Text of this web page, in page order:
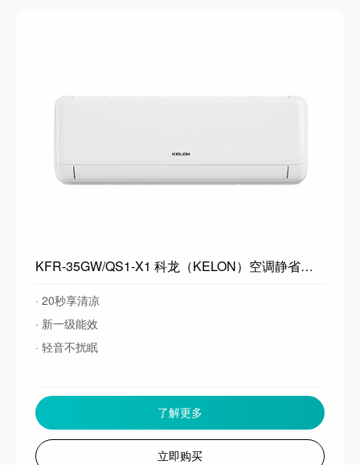
KFR-35GW/QS1-X1 科龙（KELON）空调静省电QS 大1.5匹挂机 新一级能效 卧室变频冷暖轻音大风量 以旧换新国家政府补贴 大1.5匹一级能效35QSX1
· 20秒享清凉
· 新一级能效
· 轻音不扰眠
了解更多
立即购买